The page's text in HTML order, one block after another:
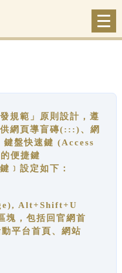
規範」原則設計，遵
網頁導盲磚(:::)、網
盤快速鍵 (Access
便捷鍵
﹞設定如下：
Alt+Shift+U
，包括回官網首
平台首頁、網站